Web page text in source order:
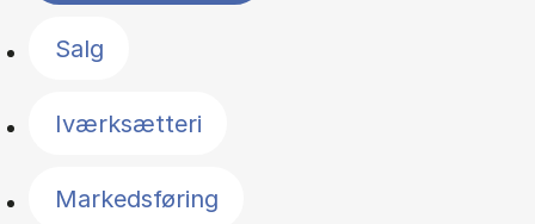
Salg
Iværksætteri
Markedsføring